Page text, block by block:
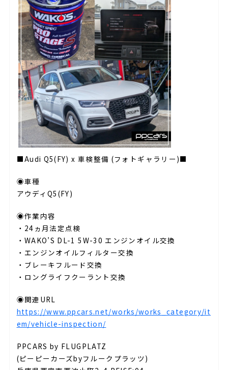
■Audi Q5(FY) x 車検整備 (フォトギャラリー)■
◉車種
アウディQ5(FY)
◉作業内容
・24ヵ月法定点検
・WAKO’S DL-1 5W-30 エンジンオイル交換
・エンジンオイルフィルター交換
・ブレーキフルード交換
・ロングライフクーラント交換
◉関連URL
https://www.ppcars.net/works/works_category/it
em/vehicle-inspection/
PPCARS by FLUGPLATZ
(ピーピーカーズbyフルークプラッツ)